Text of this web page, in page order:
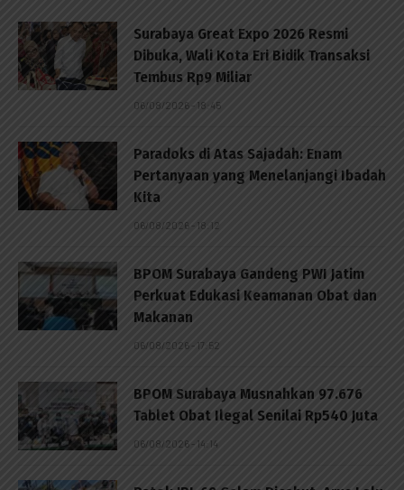
Surabaya Great Expo 2026 Resmi
Dibuka, Wali Kota Eri Bidik Transaksi
Tembus Rp9 Miliar
06/08/2026 - 18:45
Paradoks di Atas Sajadah: Enam
Pertanyaan yang Menelanjangi Ibadah
Kita
06/08/2026 - 18:12
BPOM Surabaya Gandeng PWI Jatim
Perkuat Edukasi Keamanan Obat dan
Makanan
06/08/2026 - 17:52
BPOM Surabaya Musnahkan 97.676
Tablet Obat Ilegal Senilai Rp540 Juta
06/08/2026 - 14:14